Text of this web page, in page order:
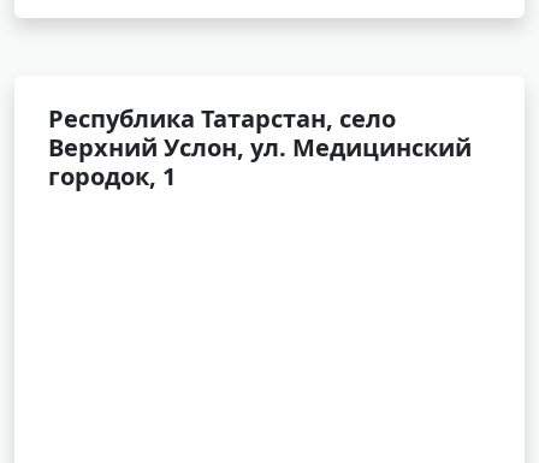
Республика Татарстан, село
Верхний Услон, ул. Медицинский
городок, 1